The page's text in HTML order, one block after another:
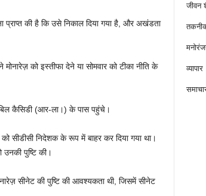
प्राप्त की है कि उसे निकाल दिया गया है, और अखंडता
को इस्तीफा देने या सोमवार को टीका नीति के
कैसिडी (आर-ला।) के पास पहुंचे।
सीडीसी निदेशक के रूप में बाहर कर दिया गया था।
उनकी पुष्टि की।
सीनेट की पुष्टि की आवश्यकता थी, जिसमें सीनेट
जीवन
व्यापार